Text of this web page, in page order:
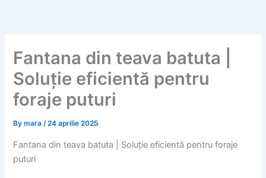
Fantana din teava batuta |
Soluție eficientă pentru
foraje puturi
Bymara/24 aprilie 2025
Fantana din teava batuta | Soluție eficientă pentru foraje
puturi